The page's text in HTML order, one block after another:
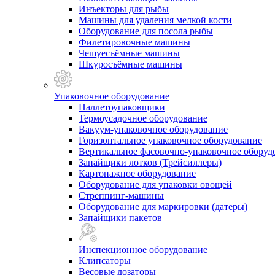
Инъекторы для рыбы
Машины для удаления мелкой кости
Оборудование для посола рыбы
Филетировочные машины
Чешуесъёмные машины
Шкуросъёмные машины
Упаковочное оборудование
Паллетоупаковщики
Термоусадочное оборудование
Вакуум-упаковочное оборудование
Горизонтальное упаковочное оборудование
Вертикальное фасовочно-упаковочное
Запайщики лотков (Трейсиллеры)
Картонажное оборудование
Оборудование для упаковки овощей
Стреппинг-машины
Оборудование для маркировки (датеры)
Запайщики пакетов
Инспекционное оборудование
Клипсаторы
Весовые дозаторы